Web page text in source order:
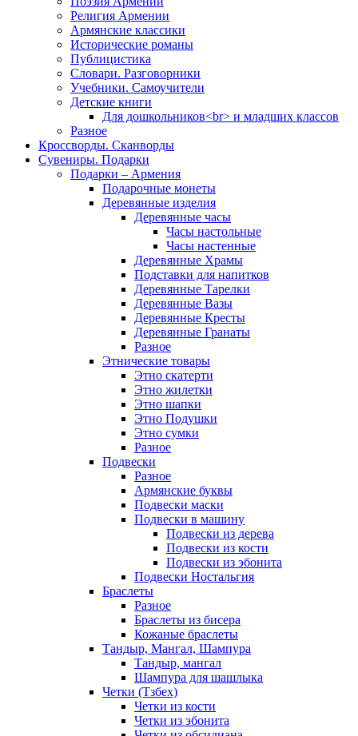
Религия Армении
Армянские классики
Исторические романы
Публицистика
Словари. Разговорники
Учебники. Самоучители
Детские книги
Для дошкольников<br> и младших классов
Разное
Кроссворды. Сканворды
Сувениры. Подарки
Подарки – Армения
Подарочные монеты
Деревянные изделия
Деревянные часы
Часы настольные
Часы настенные
Деревянные Храмы
Подставки для напитков
Деревянные Тарелки
Деревянные Вазы
Деревянные Кресты
Деревянные Гранаты
Разное
Этнические товары
Этно скатерти
Этно жилетки
Этно шапки
Этно Подушки
Этно сумки
Разное
Подвески
Разное
Армянские буквы
Подвески маски
Подвески в машину
Подвески из дерева
Подвески из кости
Подвески из эбонита
Подвески Ностальгия
Браслеты
Разное
Браслеты из бисера
Кожаные браслеты
Тандыр, Мангал, Шампура
Тандыр, мангал
Шампура для шашлыка
Четки (Тзбех)
Четки из кости
Четки из эбонита